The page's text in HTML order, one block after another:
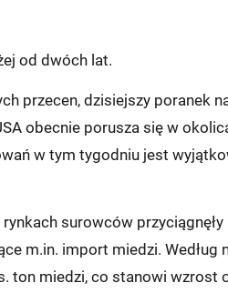
od dwóch lat.
przecen, dzisiejszy poranek
obecnie porusza się w
w tym tygodniu jest
surowców
m.in. import miedzi.
ton miedzi, co stanowi wzrost